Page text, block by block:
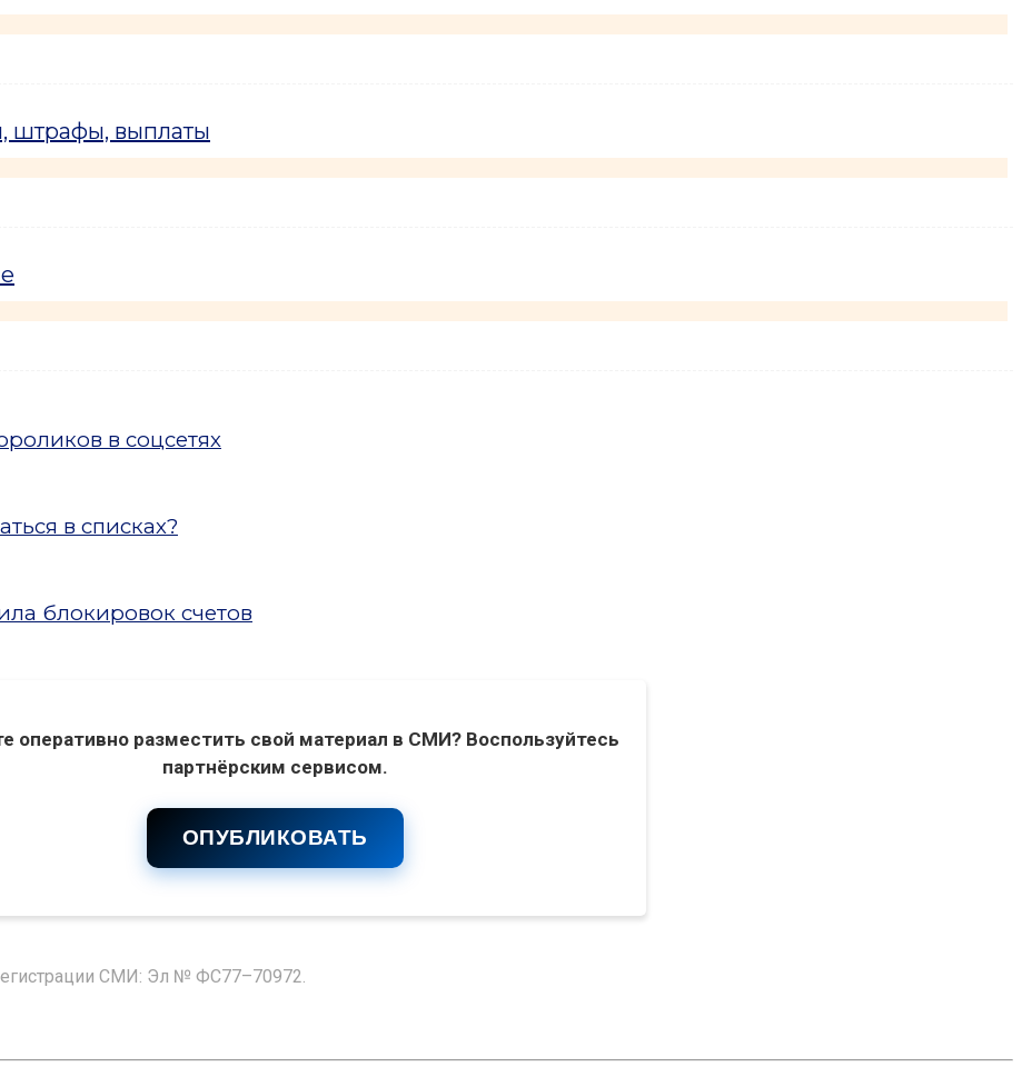
штрафы, выплаты
в соцсетях
в списках?
блокировок счетов
оперативно разместить свой материал в СМИ? Воспользуйтесь
партнёрским сервисом.
ОПУБЛИКОВАТЬ
СМИ: Эл № ФС77–70972.